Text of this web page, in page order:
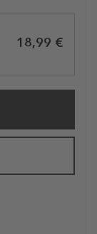
18,99 €